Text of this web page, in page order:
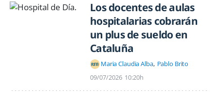
Los docentes de aulas
hospitalarias cobrarán
un plus de sueldo en
Cataluña
Maria Claudia Alba Pablo Brito
09/07/2026 10:20h